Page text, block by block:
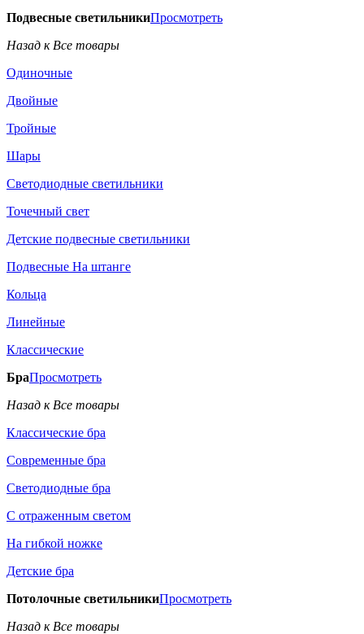
Подвесные светильникиПросмотреть
Назад к Все товары
Одиночные
Двойные
Тройные
Шары
Светодиодные светильники
Точечный свет
Детские подвесные светильники
Подвесные На штанге
Кольца
Линейные
Классические
БраПросмотреть
Назад к Все товары
Классические бра
Современные бра
Светодиодные бра
С отраженным светом
На гибкой ножке
Детские бра
Потолочные светильникиПросмотреть
Назад к Все товары